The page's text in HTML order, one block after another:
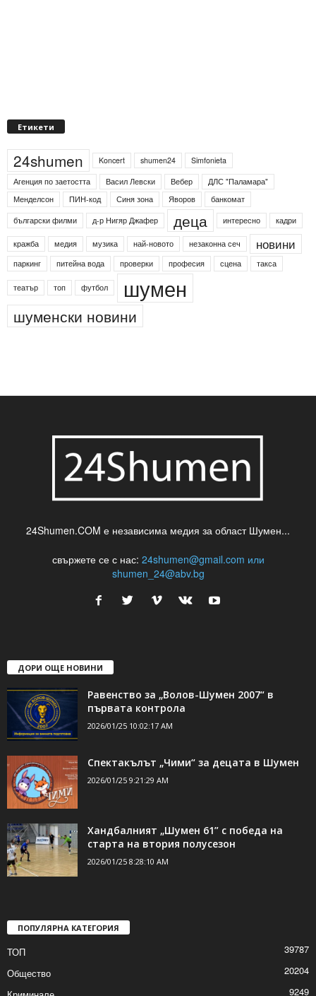
Етикети
24shumen Koncert shumen24
Simfonieta
Агенция по заетостта
Васил Левски Вебер
ДЛС "Паламара"
Менделсон
ПИН-код Синя зона Яворов
банкомат
български филми
д-р Нигяр Джафер деца интересно кадри
кражба медия музика най-новото незаконна сеч новини
паркинг питейна вода проверки професия сцена такса
театър топ футбол шумен
шуменски новини
24Shumen.COM е независима медия за област Шумен...
свържете се с нас: 24shumen@gmail.com или
shumen_24@abv.bg
ДОРИ ОЩЕ НОВИНИ
Равенство за „Волов-Шумен 2007“ в
първата контрола
2026/01/25 10:02:17 AM
Спектакълът „Чими“ за децата в Шумен
2026/01/25 9:21:29 AM
Хандбалният „Шумен 61” с победа на
старта на втория полусезон
2026/01/25 8:28:10 AM
ПОПУЛЯРНА КАТЕГОРИЯ
ТОП
39787
Общество
20204
9249